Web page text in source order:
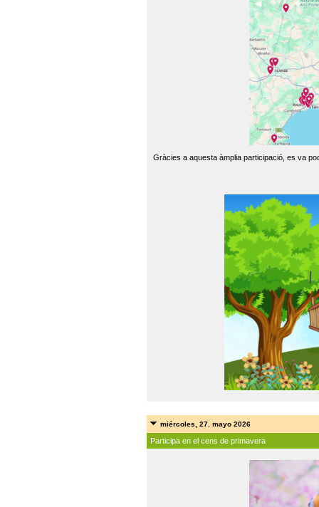
Gràcies a aquesta àmplia participació, es va
miércoles, 27. mayo 2026
Participa en el cens de primavera